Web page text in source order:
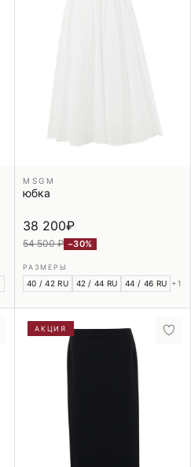
MSGM
юбка
38 200₽
54 500 ₽ −30%
РАЗМЕРЫ
40 / 42 RU 42 / 44 RU 44 / 46 RU +1
АКЦИЯ